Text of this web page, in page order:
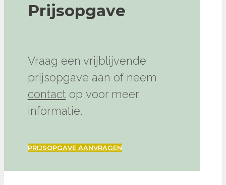
Prijsopgave
Vraag een vrijblijvende
prijsopgave aan of neem
contact op voor meer
informatie.
PRIJSOPGAVE AANVRAGEN